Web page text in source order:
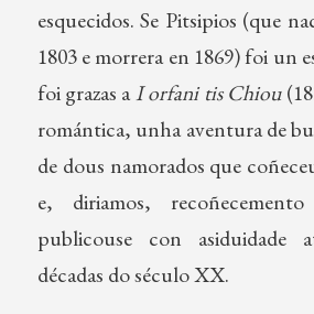
esquecidos. Se Pitsipios (que
1803 e morrera en 1869) foi un
foi grazas aI orfani tis Chiou
romántica, unha aventura de
de dous namorados que
e, diriamos,
publicouse con asiduidade
décadas do século XX.